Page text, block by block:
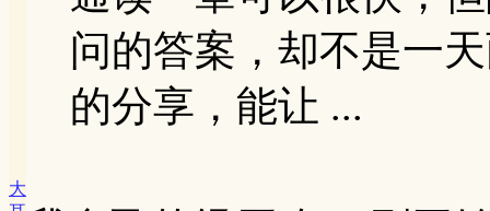
大
问的答案，却不是一
的分享，能让 ...